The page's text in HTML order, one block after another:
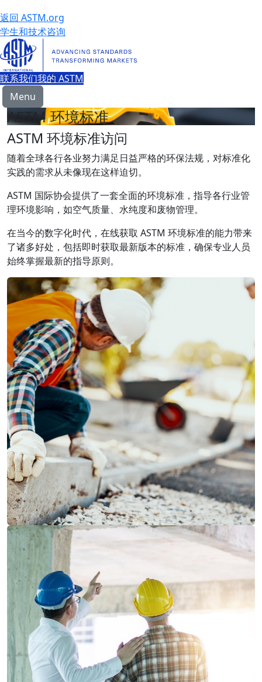
返回 ASTM.org
学生和技术咨询
联系我们我的 ASTM
Menu
ASTM 环境标准
ASTM 环境标准访问
随着全球各行各业努力满足日益严格的环保法规，对标准化
实践的需求从未像现在这样迫切。
ASTM 国际协会提供了一套全面的环境标准，指导各行业管
理环境影响，如空气质量、水纯度和废物管理。
在当今的数字化时代，在线获取 ASTM 环境标准的能力带来
了诸多好处，包括即时获取最新版本的标准，确保专业人员
始终掌握最新的指导原则。